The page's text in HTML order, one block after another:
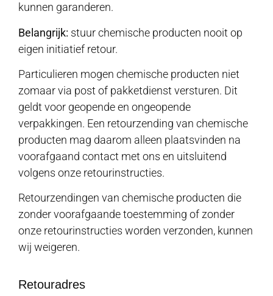
kunnen garanderen.
Belangrijk: stuur chemische producten nooit op
eigen initiatief retour.
Particulieren mogen chemische producten niet
zomaar via post of pakketdienst versturen. Dit
geldt voor geopende en ongeopende
verpakkingen. Een retourzending van chemische
producten mag daarom alleen plaatsvinden na
voorafgaand contact met ons en uitsluitend
volgens onze retourinstructies.
Retourzendingen van chemische producten die
zonder voorafgaande toestemming of zonder
onze retourinstructies worden verzonden, kunnen
wij weigeren.
Retouradres